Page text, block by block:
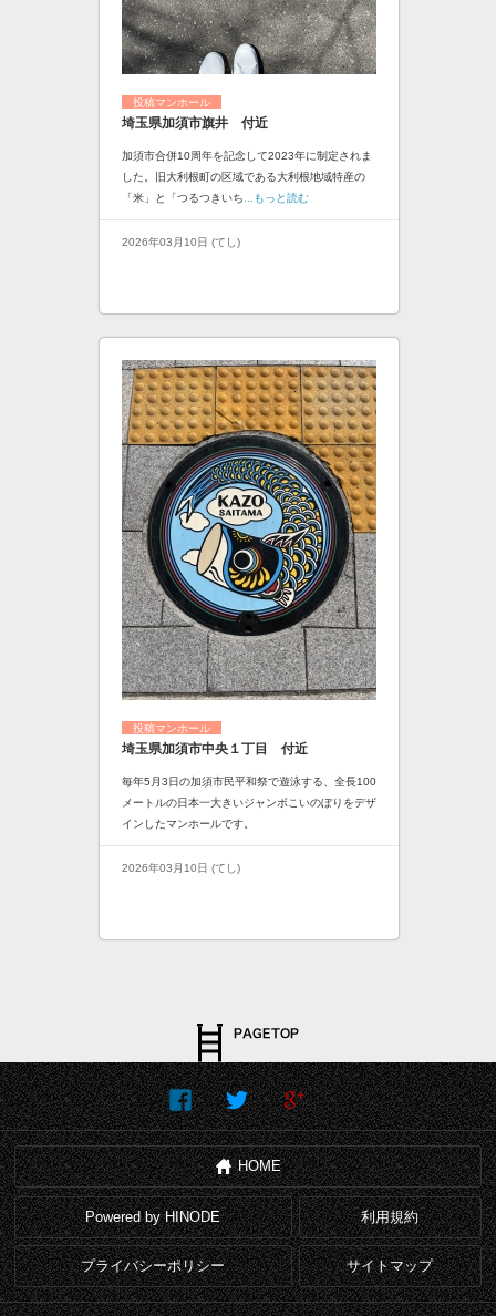
投稿マンホール
埼玉県加須市旗井 付近
加須市合併10周年を記念して2023年に制定されま
した。旧大利根町の区域である大利根地域特産の
「米」と「つるつきいち ...もっと読む
2026年03月10日 (てし)
投稿マンホール
埼玉県加須市中央１丁目 付近
毎年5月3日の加須市民平和祭で遊泳する、全長100
メートルの日本一大きいジャンボこいのぼりをデザ
インしたマンホールです。
2026年03月10日 (てし)
HOME
Powered by HINODE 利用規約
プライバシーポリシー サイトマップ